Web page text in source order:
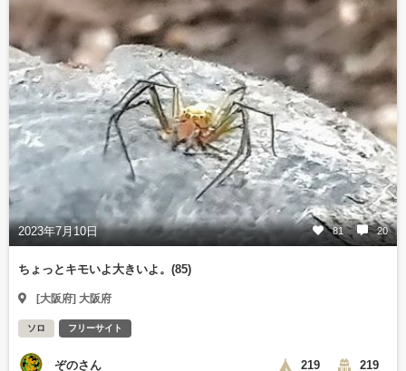
2023年7月10日 81 20
ちょっとキモいよ大きいよ。(85)
[大阪府] 大阪府
ソロ フリーサイト
ぞのさん 219 219